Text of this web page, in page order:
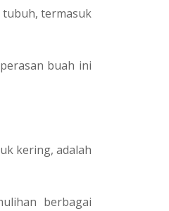
tubuh, termasuk
buah ini
kering, adalah
berbagai